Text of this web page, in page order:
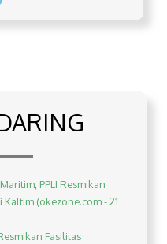
PPLI Resmikan
(okezone.com - 21
Fasilitas